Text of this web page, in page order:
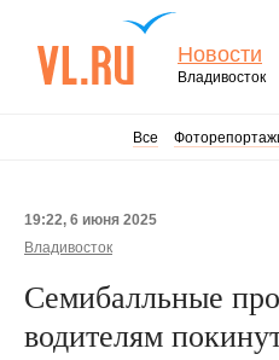
Новости
Владивосток
Все
19:22, 6 июня 2025
Владивосток
Семибалльные
водителям